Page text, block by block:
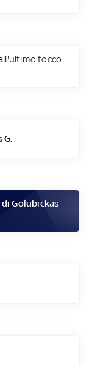
tocco
G.
diGolubickas